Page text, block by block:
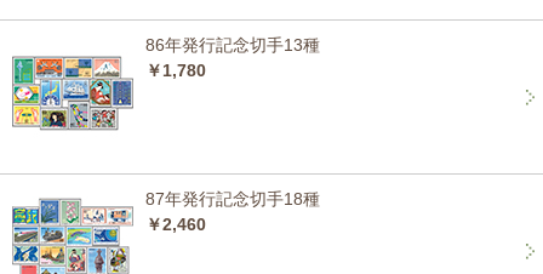
86年発行記念切手13種
￥1,780
87年発行記念切手18種
￥2,460